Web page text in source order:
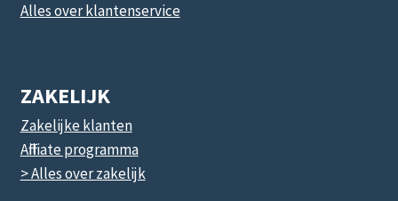
Alles over klantenservice
ZAKELIJK
Zakelijke klanten
Affiliate programma
> Alles over zakelijk